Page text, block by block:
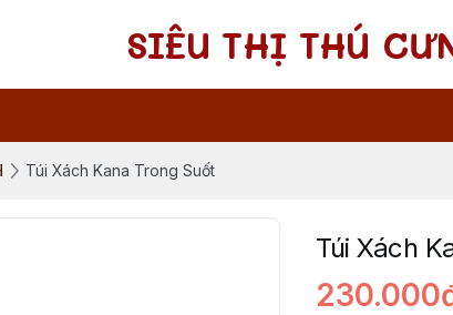
SIÊU THỊ THÚ
Túi Xách Kana Trong Suốt
Túi Xách